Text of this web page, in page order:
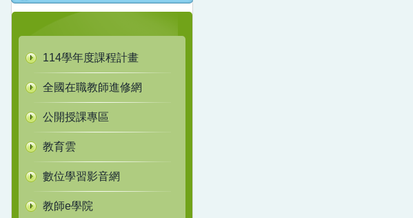
114學年度課程計畫
全國在職教師進修網
公開授課專區
教育雲
數位學習影音網
教師e學院